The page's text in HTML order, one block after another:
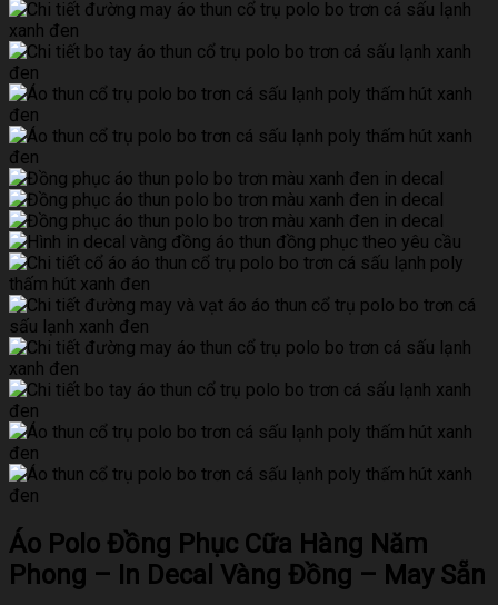
Áo Polo Đồng Phục Cữa Hàng Năm
Phong – In Decal Vàng Đồng – May Sẵn